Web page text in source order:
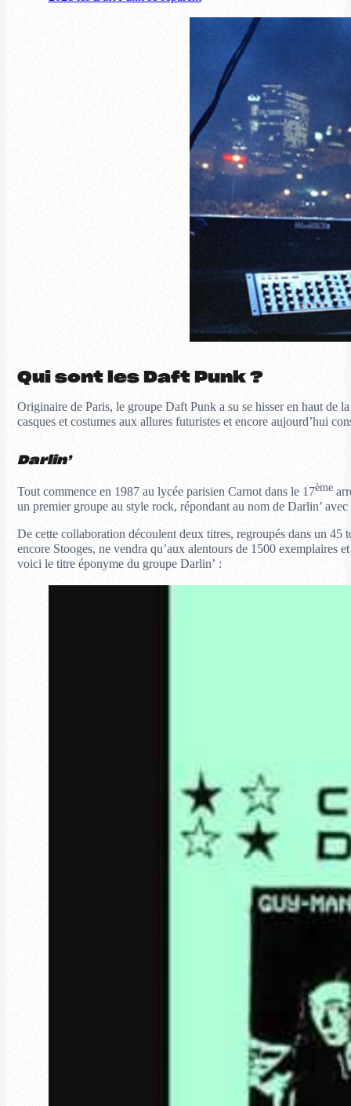
Qui sont les Daft Punk ?
Originaire de Paris, le groupe Daft Punk a su se hisser en haut de
casques et costumes aux allures futuristes et encore aujourd’hui
Darlin’
Tout commence en 1987 au lycée parisien Carnot dans le 17ème
un premier groupe au style rock, répondant au nom de Darlin’
De cette collaboration découlent deux titres, regroupés dans un 45
encore Stooges, ne vendra qu’aux alentours de 1500 exemplaires
voici le titre éponyme du groupe Darlin’ :